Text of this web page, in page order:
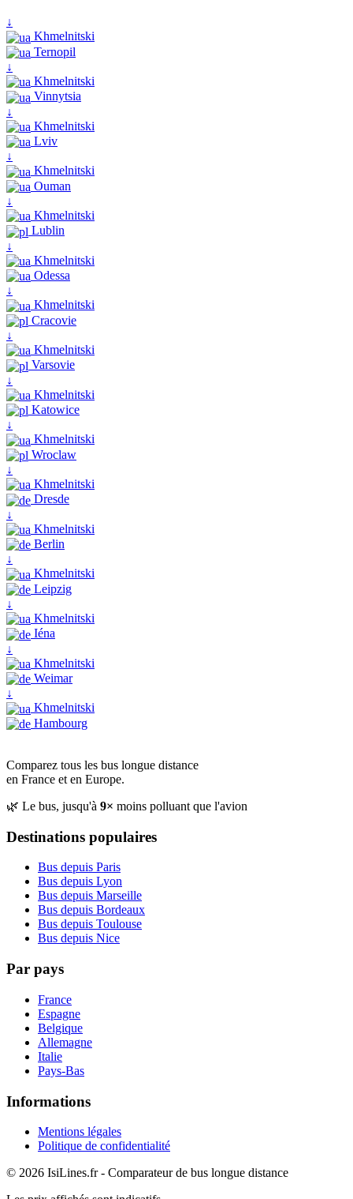
↓
Khmelnitski
Ternopil
↓
Khmelnitski
Vinnytsia
↓
Khmelnitski
Lviv
↓
Khmelnitski
Ouman
↓
Khmelnitski
Lublin
↓
Khmelnitski
Odessa
↓
Khmelnitski
Cracovie
↓
Khmelnitski
Varsovie
↓
Khmelnitski
Katowice
↓
Khmelnitski
Wroclaw
↓
Khmelnitski
Dresde
↓
Khmelnitski
Berlin
↓
Khmelnitski
Leipzig
↓
Khmelnitski
Iéna
↓
Khmelnitski
Weimar
↓
Khmelnitski
Hambourg
Comparez tous les bus longue distance
en France et en Europe.
🌿 Le bus, jusqu'à 9× moins polluant que l'avion
Destinations populaires
Bus depuis Paris
Bus depuis Lyon
Bus depuis Marseille
Bus depuis Bordeaux
Bus depuis Toulouse
Bus depuis Nice
Par pays
France
Espagne
Belgique
Allemagne
Italie
Pays-Bas
Informations
Mentions légales
Politique de confidentialité
© 2026 IsiLines.fr - Comparateur de bus longue distance